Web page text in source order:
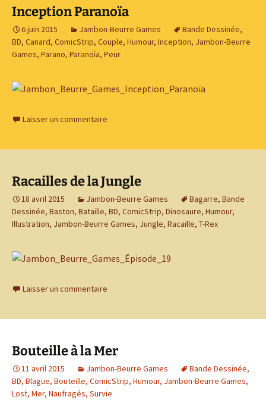
Inception Paranoïa
6 juin 2015 Jambon-Beurre Games Bande Dessinée,
BD, Canard, ComicStrip, Couple, Humour, Inception, Jambon-Beurre
Games, Parano, Paranoïa, Peur
Laisser un commentaire
Racailles de la Jungle
18 avril 2015 Jambon-Beurre Games Bagarre, Bande
Dessinée, Baston, Bataille, BD, ComicStrip, Dinosaure, Humour,
Illustration, Jambon-Beurre Games, Jungle, Racaille, T-Rex
Laisser un commentaire
Bouteille à la Mer
11 avril 2015 Jambon-Beurre Games Bande Dessinée,
BD, Blague, Bouteille, ComicStrip, Humour, Jambon-Beurre Games,
Lost, Mer, Naufragés, Survie